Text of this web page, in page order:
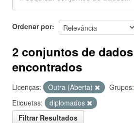
Sobre
Ordenar por
2 conjuntos de dados
encontrados
Licenças: Outra (Aberta) Grupos:
Etiquetas:
diplomados
Filtrar Resultados